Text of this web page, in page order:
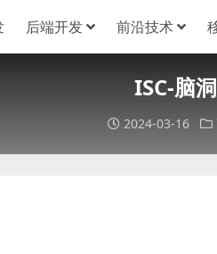
后端开发 前沿技术
ISC-脑
2024-03-16